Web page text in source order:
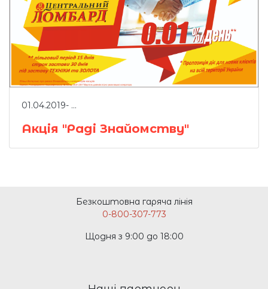
01.04.2019- ...
Акція "Раді Знайомству"
Безкоштовна гаряча лінія
0-800-307-773
Щодня з 9:00 до 18:00